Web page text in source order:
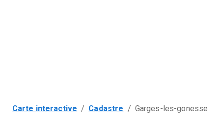
Carte interactive / Cadastre / Garges-les-gonesse